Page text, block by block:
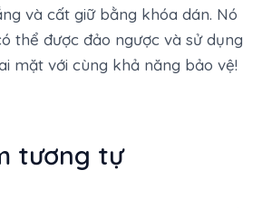
và cất giữ bằng khóa dán. Nó
thể được đảo ngược và sử dụng
mặt với cùng khả năng bảo vệ!
tương tự